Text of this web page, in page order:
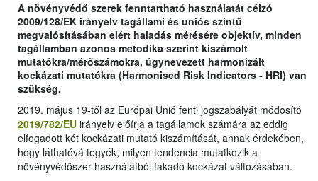
A növényvédő szerek fenntartható használatát célzó
2009/128/EK irányelv tagállami és uniós szintű
megvalósításában elért haladás mérésére objektív, minden
tagállamban azonos metodika szerint kiszámolt
mutatókra/mérőszámokra, úgynevezett harmonizált
kockázati mutatókra (Harmonised Risk Indicators - HRI) van
szükség.
2019. május 19-től az Európai Unió fenti jogszabályát módosító
2019/782/EU irányelv előírja a tagállamok számára az eddig
elfogadott két kockázati mutató kiszámítását, annak érdekében,
hogy láthatóvá tegyék, milyen tendencia mutatkozik a
növényvédőszer-használatból fakadó kockázat változásában.